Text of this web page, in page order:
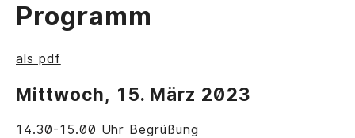
Programm
als pdf
Mittwoch, 15. März 2023
14.30-15.00 Uhr Begrüßung